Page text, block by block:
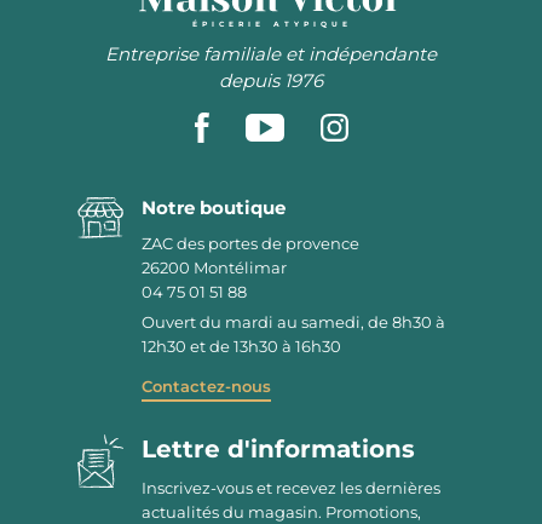
ÉPICERIE ATYPIQUE
Entreprise familiale et indépendante
depuis 1976
Notre boutique
ZAC des portes de provence
26200 Montélimar
04 75 01 51 88
Ouvert du mardi au samedi, de 8h30 à
12h30 et de 13h30 à 16h30
Contactez-nous
Lettre d'informations
Inscrivez-vous et recevez les dernières
actualités du magasin. Promotions,